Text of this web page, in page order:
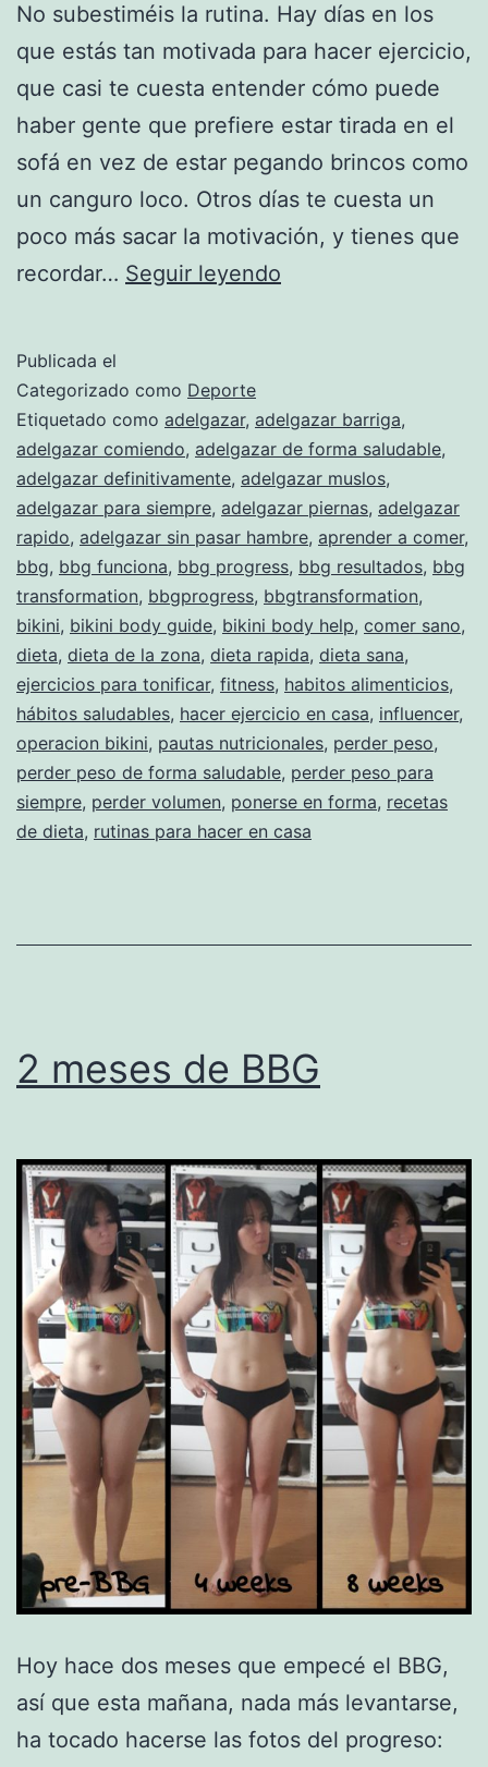
No subestiméis la rutina. Hay días en los
que estás tan motivada para hacer ejercicio,
que casi te cuesta entender cómo puede
haber gente que prefiere estar tirada en el
sofá en vez de estar pegando brincos como
un canguro loco. Otros días te cuesta un
poco más sacar la motivación, y tienes que
recordar… Seguir leyendo
Publicada el
Categorizado como Deporte
Etiquetado como adelgazar, adelgazar barriga,
adelgazar comiendo, adelgazar de forma saludable,
adelgazar definitivamente, adelgazar muslos,
adelgazar para siempre, adelgazar piernas, adelgazar
rapido, adelgazar sin pasar hambre, aprender a comer,
bbg, bbg funciona, bbg progress, bbg resultados, bbg
transformation, bbgprogress, bbgtransformation,
bikini, bikini body guide, bikini body help, comer sano,
dieta, dieta de la zona, dieta rapida, dieta sana,
ejercicios para tonificar, fitness, habitos alimenticios,
hábitos saludables, hacer ejercicio en casa, influencer,
operacion bikini, pautas nutricionales, perder peso,
perder peso de forma saludable, perder peso para
siempre, perder volumen, ponerse en forma, recetas
de dieta, rutinas para hacer en casa
2 meses de BBG
Hoy hace dos meses que empecé el BBG,
así que esta mañana, nada más levantarse,
ha tocado hacerse las fotos del progreso: